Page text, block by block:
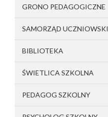
GRONO PEDAGOGICZNE
SAMORZĄD UCZNIOWSKI
BIBLIOTEKA
ŚWIETLICA SZKOLNA
PEDAGOG SZKOLNY